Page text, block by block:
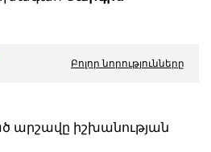
Բոլոր նորությունները
արշավը իշխանության